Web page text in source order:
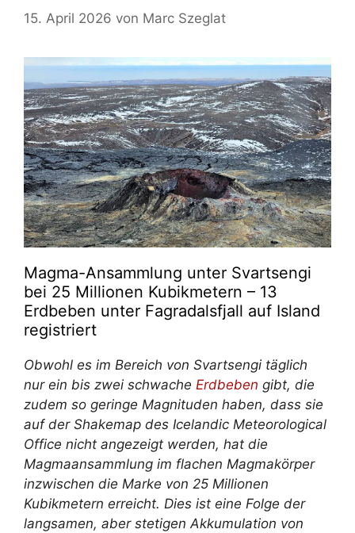
15. April 2026 von Marc Szeglat
Magma-Ansammlung unter Svartsengi
bei 25 Millionen Kubikmetern – 13
Erdbeben unter Fagradalsfjall auf Island
registriert
Obwohl es im Bereich von Svartsengi täglich
nur ein bis zwei schwache Erdbeben gibt, die
zudem so geringe Magnituden haben, dass sie
auf der Shakemap des Icelandic Meteorological
Office nicht angezeigt werden, hat die
Magmaansammlung im flachen Magmakörper
inzwischen die Marke von 25 Millionen
Kubikmetern erreicht. Dies ist eine Folge der
langsamen, aber stetigen Akkumulation von